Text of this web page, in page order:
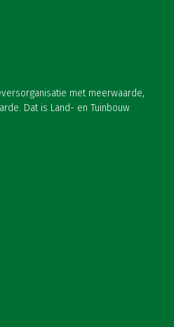
met meerwaarde,
Dat is Land- en Tuinbouw